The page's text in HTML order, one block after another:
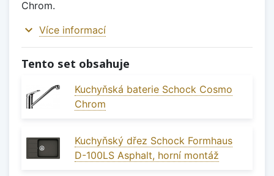
Chrom.
expand_more Více informací
Tento set obsahuje
Kuchyňská baterie Schock Cosmo
Chrom
Kuchyňský dřez Schock Formhaus
D-100LS Asphalt, horní montáž